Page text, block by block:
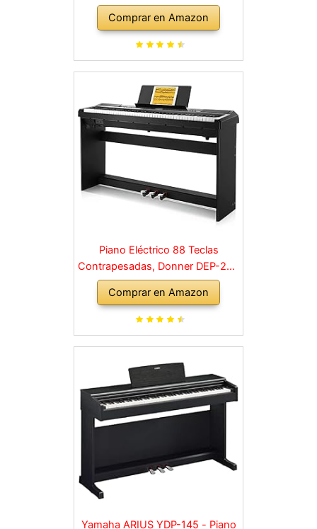
Piano Digital 88 Teclas con
Soporte y 3 Pedal para
Principiante, retro, negro
Comprar en Amazon
Piano Eléctrico 88 Teclas
Contrapesadas, Donner DEP-20S
Piano Digital 88 Teclas con
Soporte y 3 Pedal para
Principiante, retro, negro
Comprar en Amazon
Yamaha ARIUS YDP-145 - Piano